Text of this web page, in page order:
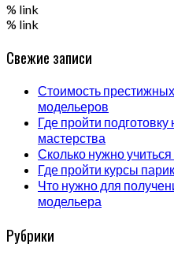
% link
% link
Свежие записи
Стоимость
модельеров
Где пройти подготовку
мастерства
Сколько нужно
Где пройти курсы
Что нужно для
модельера
Рубрики